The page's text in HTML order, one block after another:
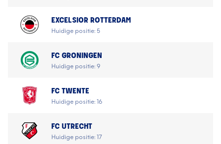
EXCELSIOR ROTTERDAM
Huidige positie: 5
FC GRONINGEN
Huidige positie: 9
FC TWENTE
Huidige positie: 16
FC UTRECHT
Huidige positie: 17